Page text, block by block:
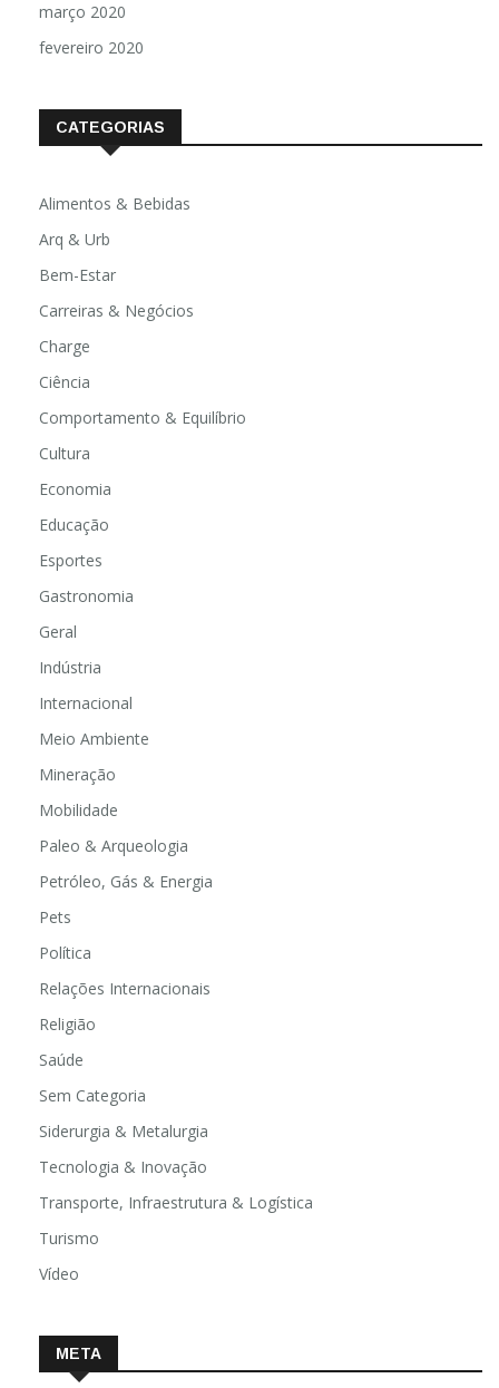
março 2020
fevereiro 2020
CATEGORIAS
Alimentos & Bebidas
Arq & Urb
Bem-Estar
Carreiras & Negócios
Charge
Ciência
Comportamento & Equilíbrio
Cultura
Economia
Educação
Esportes
Gastronomia
Geral
Indústria
Internacional
Meio Ambiente
Mineração
Mobilidade
Paleo & Arqueologia
Petróleo, Gás & Energia
Pets
Política
Relações Internacionais
Religião
Saúde
Sem Categoria
Siderurgia & Metalurgia
Tecnologia & Inovação
Transporte, Infraestrutura & Logística
Turismo
Vídeo
META